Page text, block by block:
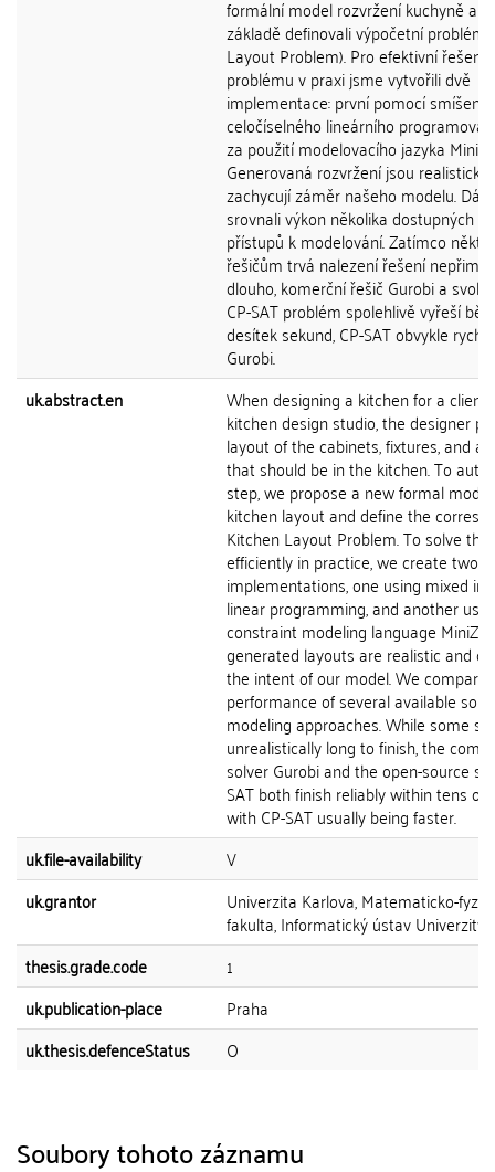
formální model rozvržení kuchyně a
základě definovali výpočetní problém
Layout Problem). Pro efektivní řešení
problému v praxi jsme vytvořili dvě
implementace: první pomocí
celočíselného lineárního
za použití modelovacího jazyka
Generovaná rozvržení jsou
zachycují záměr našeho modelu.
srovnali výkon několika dostupných
přístupů k modelování. Zatímco
řešičům trvá nalezení řešení
dlouho, komerční řešič Gurobi a
CP-SAT problém spolehlivě vyřeší
desítek sekund, CP-SAT obvykle
Gurobi.
uk.abstract.en
When designing a kitchen for a client
kitchen design studio, the designer
layout of the cabinets, fixtures, and
that should be in the kitchen. To
step, we propose a new formal
kitchen layout and define the
Kitchen Layout Problem. To solve
efficiently in practice, we create two
implementations, one using mixed
linear programming, and another
constraint modeling language
generated layouts are realistic and
the intent of our model. We compare
performance of several available
modeling approaches. While some
unrealistically long to finish, the
solver Gurobi and the open-source
SAT both finish reliably within tens of
with CP-SAT usually being faster.
uk.file-availability
V
uk.grantor
Univerzita Karlova, Matematicko-
fakulta, Informatický ústav Univerzity
thesis.grade.code
1
uk.publication-place
Praha
uk.thesis.defenceStatus
O
Soubory tohoto záznamu